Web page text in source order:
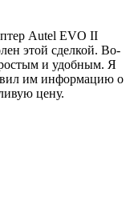
Autel EVO II
этой сделкой. Во-
и удобным. Я
им информацию о
цену.